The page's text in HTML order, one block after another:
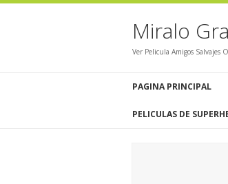
Miralo
Ver Pelicula Amigos Salvajes
PAGINA PRINCIPAL
PELICULAS DE